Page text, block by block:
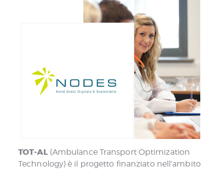
TOT-AL(Ambulance Transport Optimization
Technology) è il progetto finanziato nell’ambito